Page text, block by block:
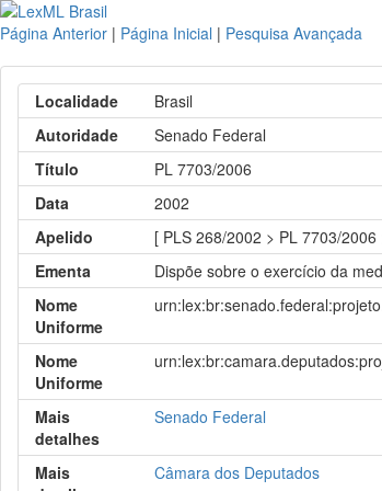
Página Anterior | Página Inicial | Pesquisa Avançada
Localidade
Brasil
Autoridade
Senado Federal
Título
PL 7703/2006
Data
2002
Apelido
[ PLS 268/2002 > PL 7703/
Ementa
Dispõe sobre o exercício da
Nome
Uniforme
Nome
Uniforme
Mais
detalhes
Senado Federal
Mais
Câmara dos Deputados